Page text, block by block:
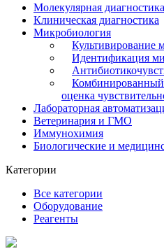
Молекулярная диагностика
Клиническая диагностика
Микробиология
Культивирование
Идентификация
Комбинированный
оценка
Лабораторная
Ветеринария и ГМО
Иммунохимия
Биологические и
Категории
Все категории
Оборудование
Реагенты